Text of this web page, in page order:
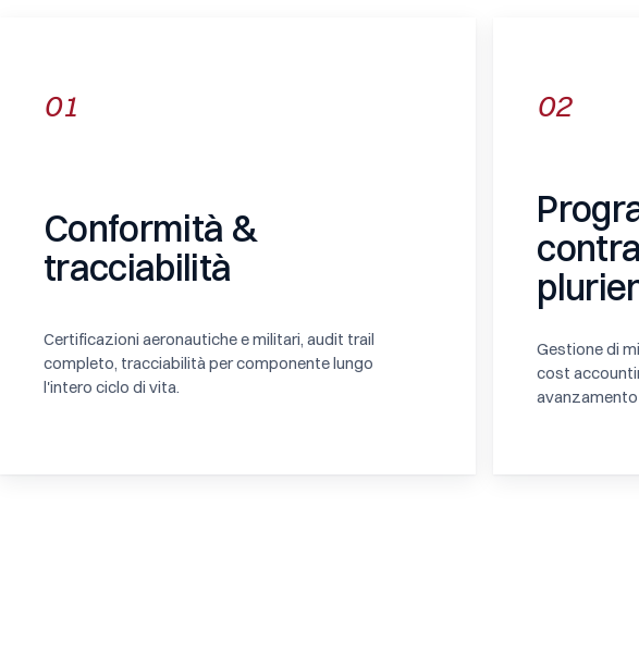
01
Conformità &
tracciabilità
Certificazioni aeronautiche e militari, audit trail
completo, tracciabilità per componente lungo
l'intero ciclo di vita.
02
Gestione di
cost